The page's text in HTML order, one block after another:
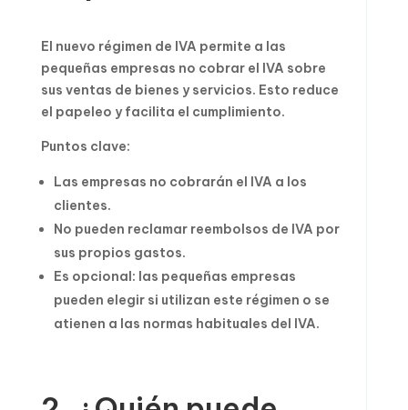
El nuevo régimen de IVA permite a las
pequeñas empresas no cobrar el IVA sobre
sus ventas de bienes y servicios. Esto reduce
el papeleo y facilita el cumplimiento.
Puntos clave:
Las empresas no cobrarán el IVA a los
clientes.
No pueden reclamar reembolsos de IVA por
sus propios gastos.
Es opcional: las pequeñas empresas
pueden elegir si utilizan este régimen o se
atienen a las normas habituales del IVA.